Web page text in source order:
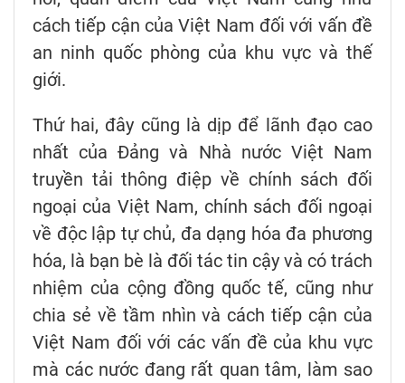
cách tiếp cận của Việt Nam đối với vấn đề
an ninh quốc phòng của khu vực và thế
giới.
Thứ hai, đây cũng là dịp để lãnh đạo cao
nhất của Đảng và Nhà nước Việt Nam
truyền tải thông điệp về chính sách đối
ngoại của Việt Nam, chính sách đối ngoại
về độc lập tự chủ, đa dạng hóa đa phương
hóa, là bạn bè là đối tác tin cậy và có trách
nhiệm của cộng đồng quốc tế, cũng như
chia sẻ về tầm nhìn và cách tiếp cận của
Việt Nam đối với các vấn đề của khu vực
mà các nước đang rất quan tâm, làm sao